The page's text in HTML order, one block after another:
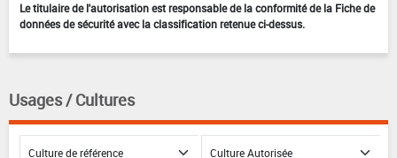
Le titulaire de l'autorisation est responsable de la conformité de la Fiche de
données de sécurité avec la classification retenue ci-dessus.
Usages / Cultures